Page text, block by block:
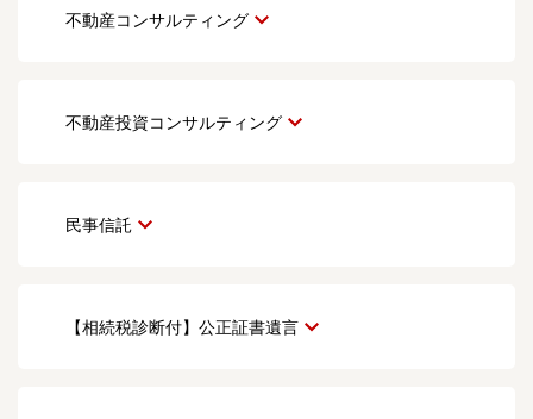
不動産コンサルティング
不動産投資コンサルティング
民事信託
【相続税診断付】公正証書遺言